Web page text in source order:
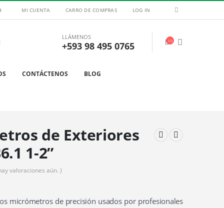
MI CUENTA CARRO DE COMPRAS LOG IN
LLÁMENOS
+593 98 495 0765
CONTÁCTENOS BLOG
de Exteriores
1-2”
valoraciones aún. )
micrómetros de precisión usados por profesionales